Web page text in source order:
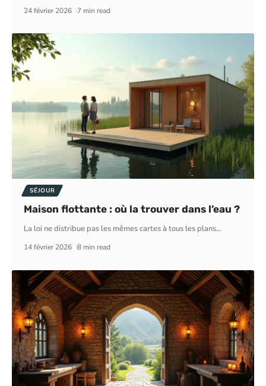
24 février 2026 7 min read
SÉJOUR
Maison flottante : où la trouver dans l’eau ?
La loi ne distribue pas les mêmes cartes à tous les plans…
14 février 2026 8 min read